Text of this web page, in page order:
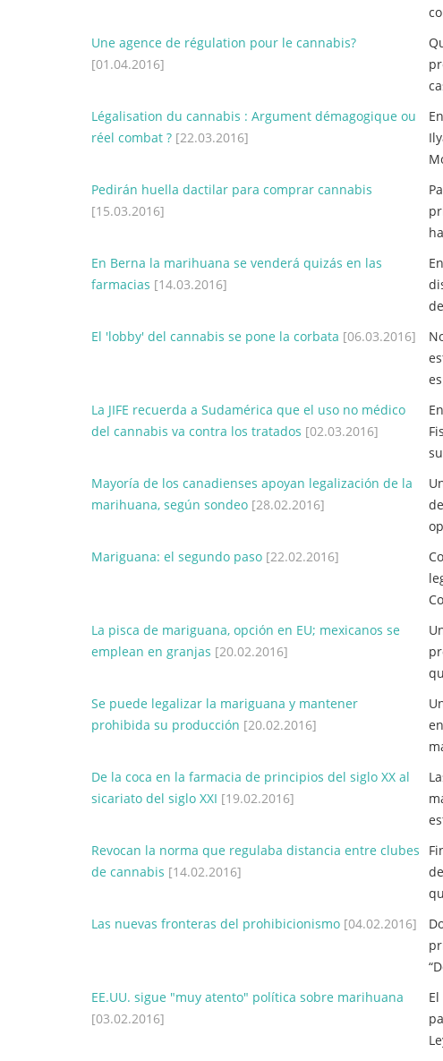
Une agence de régulation pour le cannabis?
[01.04.2016]
Légalisation du cannabis : Argument démagogique ou
réel combat ? [22.03.2016]
Pedirán huella dactilar para comprar cannabis
[15.03.2016]
En Berna la marihuana se venderá quizás en las
farmacias [14.03.2016]
El 'lobby' del cannabis se pone la corbata [06.03.2016]
La JIFE recuerda a Sudamérica que el uso no médico
del cannabis va contra los tratados [02.03.2016]
Mayoría de los canadienses apoyan legalización de la
marihuana, según sondeo [28.02.2016]
Mariguana: el segundo paso [22.02.2016]
La pisca de mariguana, opción en EU; mexicanos se
emplean en granjas [20.02.2016]
Se puede legalizar la mariguana y mantener
prohibida su producción [20.02.2016]
De la coca en la farmacia de principios del siglo XX al
sicariato del siglo XXI [19.02.2016]
Revocan la norma que regulaba distancia entre clubes
de cannabis [14.02.2016]
Las nuevas fronteras del prohibicionismo [04.02.2016]
EE.UU. sigue "muy atento" política sobre marihuana
[03.02.2016]